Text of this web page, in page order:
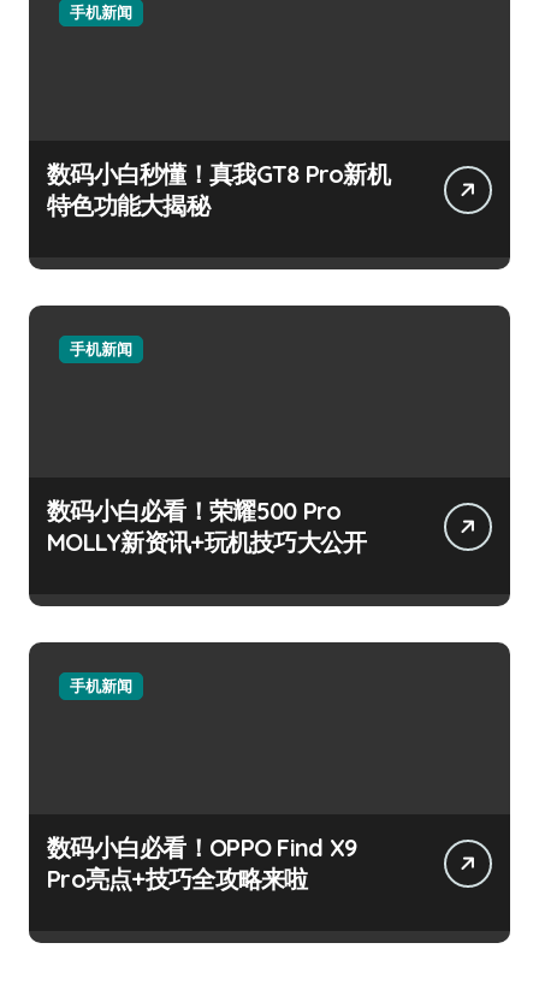
手机新闻
数码小白秒懂！真我GT8 Pro新机
特色功能大揭秘
手机新闻
数码小白必看！荣耀500 Pro
MOLLY新资讯+玩机技巧大公开
手机新闻
数码小白必看！OPPO Find X9
Pro亮点+技巧全攻略来啦